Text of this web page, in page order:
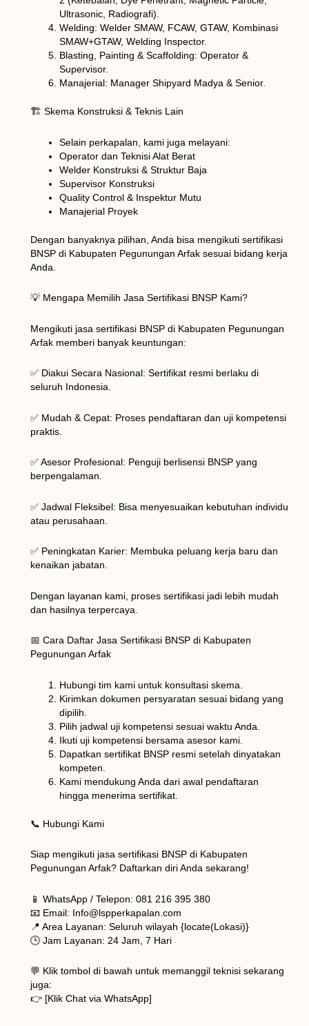
Ultrasonic, Radiografi).
Welding: Welder SMAW, FCAW, GTAW, Kombinasi
SMAW+GTAW, Welding Inspector.
Blasting, Painting & Scaffolding: Operator &
Supervisor.
Manajerial: Manager Shipyard Madya & Senior.
🏗️ Skema Konstruksi & Teknis Lain
Selain perkapalan, kami juga melayani:
Operator dan Teknisi Alat Berat
Welder Konstruksi & Struktur Baja
Supervisor Konstruksi
Quality Control & Inspektur Mutu
Manajerial Proyek
Dengan banyaknya pilihan, Anda bisa mengikuti sertifikasi
BNSP di Kabupaten Pegunungan Arfak sesuai bidang kerja
Anda.
💡 Mengapa Memilih Jasa Sertifikasi BNSP Kami?
Mengikuti jasa sertifikasi BNSP di Kabupaten Pegunungan
Arfak memberi banyak keuntungan:
✅ Diakui Secara Nasional: Sertifikat resmi berlaku di
seluruh Indonesia.
✅ Mudah & Cepat: Proses pendaftaran dan uji kompetensi
praktis.
✅ Asesor Profesional: Penguji berlisensi BNSP yang
berpengalaman.
✅ Jadwal Fleksibel: Bisa menyesuaikan kebutuhan individu
atau perusahaan.
✅ Peningkatan Karier: Membuka peluang kerja baru dan
kenaikan jabatan.
Dengan layanan kami, proses sertifikasi jadi lebih mudah
dan hasilnya terpercaya.
📅 Cara Daftar Jasa Sertifikasi BNSP di Kabupaten
Pegunungan Arfak
Hubungi tim kami untuk konsultasi skema.
Kirimkan dokumen persyaratan sesuai bidang yang
dipilih.
Pilih jadwal uji kompetensi sesuai waktu Anda.
Ikuti uji kompetensi bersama asesor kami.
Dapatkan sertifikat BNSP resmi setelah dinyatakan
kompeten.
Kami mendukung Anda dari awal pendaftaran
hingga menerima sertifikat.
📞 Hubungi Kami
Siap mengikuti jasa sertifikasi BNSP di Kabupaten
Pegunungan Arfak? Daftarkan diri Anda sekarang!
📱 WhatsApp / Telepon: 081 216 395 380
📧 Email: Info@lspperkapalan.com
📍 Area Layanan: Seluruh wilayah {locate(Lokasi)}
🕒 Jam Layanan: 24 Jam, 7 Hari
💬 Klik tombol di bawah untuk memanggil teknisi sekarang
juga:
👉 [Klik Chat via WhatsApp]